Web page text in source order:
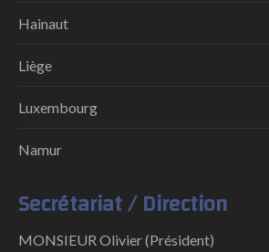
Hainaut
Liège
Luxembourg
Namur
Secrétariat / Direction
MONSIEUR Olivier (Président)